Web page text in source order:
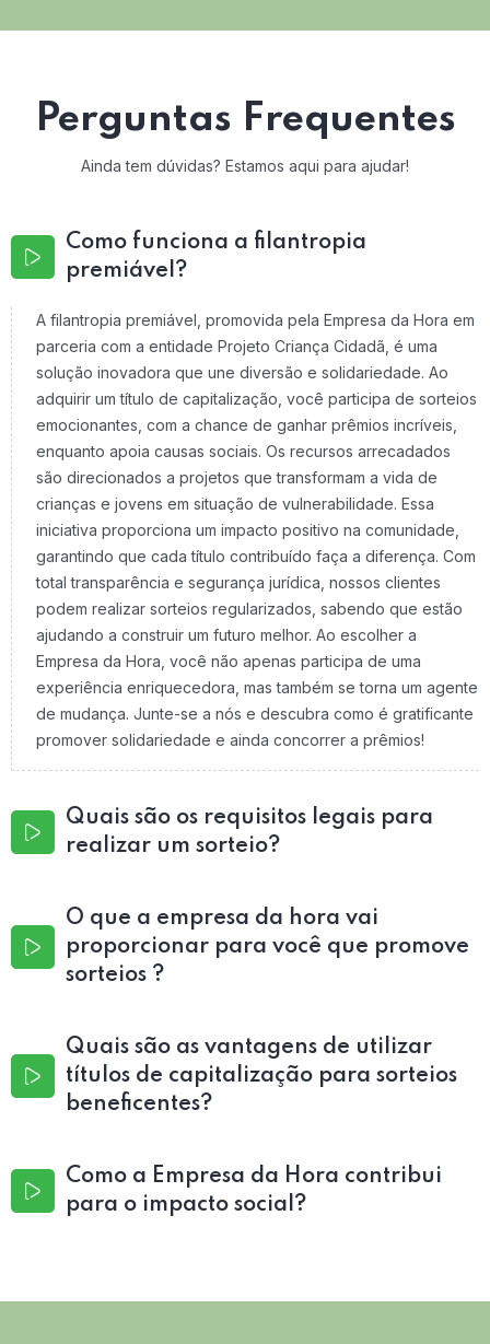
Perguntas Frequentes
Ainda tem dúvidas? Estamos aqui para ajudar!
Como funciona a filantropia
premiável?
A filantropia premiável, promovida pela Empresa da Hora em
parceria com a entidade Projeto Criança Cidadã, é uma
solução inovadora que une diversão e solidariedade. Ao
adquirir um título de capitalização, você participa de sorteios
emocionantes, com a chance de ganhar prêmios incríveis,
enquanto apoia causas sociais. Os recursos arrecadados
são direcionados a projetos que transformam a vida de
crianças e jovens em situação de vulnerabilidade. Essa
iniciativa proporciona um impacto positivo na comunidade,
garantindo que cada título contribuído faça a diferença. Com
total transparência e segurança jurídica, nossos clientes
podem realizar sorteios regularizados, sabendo que estão
ajudando a construir um futuro melhor. Ao escolher a
Empresa da Hora, você não apenas participa de uma
experiência enriquecedora, mas também se torna um agente
de mudança. Junte-se a nós e descubra como é gratificante
promover solidariedade e ainda concorrer a prêmios!
Quais são os requisitos legais para
realizar um sorteio?
O que a empresa da hora vai
proporcionar para você que promove
sorteios ?
Quais são as vantagens de utilizar
títulos de capitalização para sorteios
beneficentes?
Como a Empresa da Hora contribui
para o impacto social?